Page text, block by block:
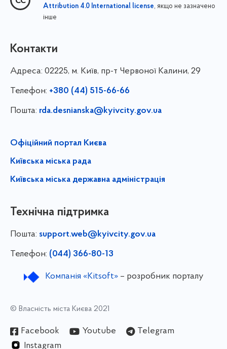
Attribution 4.0 International license, якщо не зазначено
інше
Контакти
Адреса: 02225, м. Київ, пр-т Червоної Калини, 29
Телефон: +380 (44) 515-66-66
Пошта: rda.desnianska@kyivcity.gov.ua
Офіційний портал Києва
Київська міська рада
Київська міська державна адміністрація
Технічна підтримка
Пошта: support.web@kyivcity.gov.ua
Телефон: (044) 366-80-13
Компанія «Kitsoft»– розробник порталу
© Власність міста Києва 2021
Facebook Youtube
Telegram
Instagram